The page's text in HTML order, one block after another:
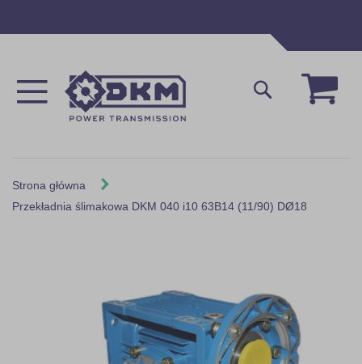
Mój
Szukaj
Strona główna
Przekładnia ślimakowa DKM 040 i10 63B14 (11/90) DØ18